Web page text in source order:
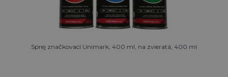
Sprej značkovací Unimark, 400 ml, na zvieratá, 400 ml